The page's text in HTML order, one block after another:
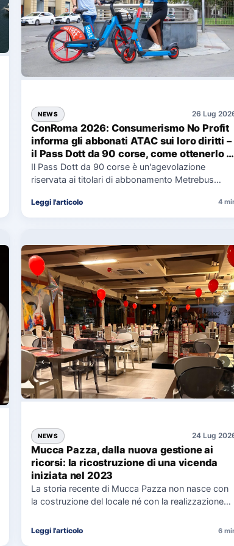
NEWS 26 Lug
ConRoma 2026: Consumerismo No Profit
informa gli abbonati ATAC sui loro diritti –
il Pass Dott da 90 corse, come ottenerlo e
cosa spetta in caso di disservizi
Il Pass Dott da 90 corse è un'agevolazione
riservata ai titolari di abbonamento Metrebus
Leggi l'articolo 4
NEWS 24 Lug
Mucca Pazza, dalla nuova gestione ai
ricorsi: la ricostruzione di una vicenda
iniziata nel 2023
La storia recente di Mucca Pazza non nasce con
la costruzione del locale né con la realizzazione
Leggi l'articolo 6